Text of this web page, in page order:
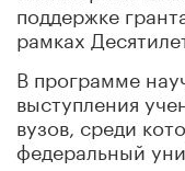
поддержке
рамках
В программе
выступления
вузов, среди
федеральный